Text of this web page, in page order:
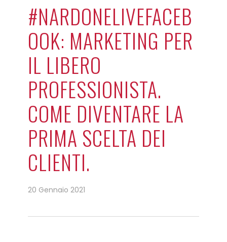
#NARDONELIVEFACEB
OOK: MARKETING PER
IL LIBERO
PROFESSIONISTA.
COME DIVENTARE LA
PRIMA SCELTA DEI
CLIENTI.
20 Gennaio 2021